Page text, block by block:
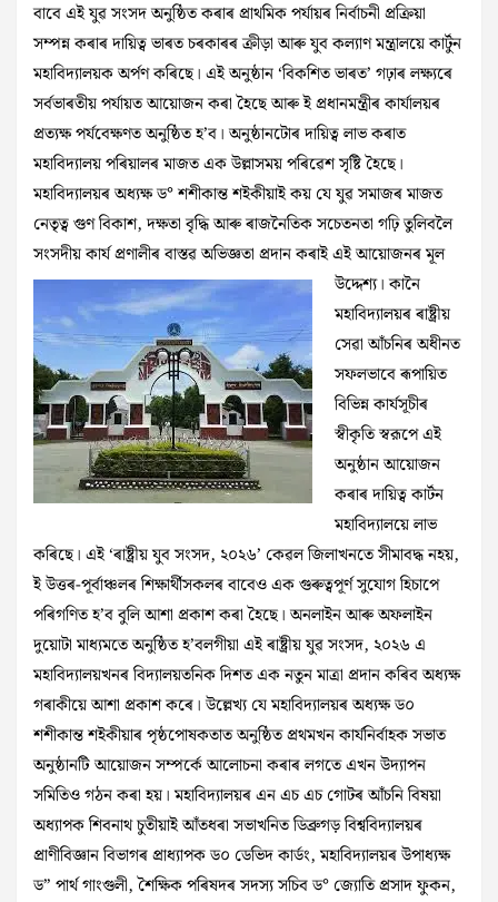
বাবে এই যুৱ সংসদ অনুষ্ঠিত কৰাৰ প্রাথমিক পর্যায়ৰ নির্বাচনী প্রক্রিয়া
সম্পন্ন কৰাৰ দায়িত্ব ভাৰত চৰকাৰৰ ক্রীড়া আৰু যুব কল্যাণ মন্ত্রালয়ে কার্টুন
মহাবিদ্যালয়ক অর্পণ কৰিছে। এই অনুষ্ঠান ‘বিকশিত ভাৰত’ গঢ়াৰ লক্ষ্যৰে
সৰ্বভাৰতীয় পৰ্যায়ত আয়োজন কৰা হৈছে আৰু ই প্রধানমন্ত্রীৰ কাৰ্যালয়ৰ
প্রত্যক্ষ পর্যবেক্ষণত অনুষ্ঠিত হ’ব। অনুষ্ঠানটোৰ দায়িত্ব লাভ কৰাত
মহাবিদ্যালয় পৰিয়ালৰ মাজত এক উল্লাসময় পৰিৱেশ সৃষ্টি হৈছে।
মহাবিদ্যালয়ৰ অধ্যক্ষ ড° শশীকান্ত শইকীয়াই কয় যে যুৱ সমাজৰ মাজত
নেতৃত্ব গুণ বিকাশ, দক্ষতা বৃদ্ধি আৰু ৰাজনৈতিক সচেতনতা গঢ়ি তুলিবলৈ
সংসদীয় কার্য প্রণালীৰ বাস্তৱ অভিজ্ঞতা প্রদান কৰাই এইআয়োজনৰ মূল
উদ্দেশ্য। কানৈ
মহাবিদ্যালয়ৰ ৰাষ্ট্ৰীয়
সেৱা আঁচনিৰ অধীনত
সফলভাবে ৰূপায়িত
বিভিন্ন কাৰ্যসূচীৰ
স্বীকৃতি স্বরূপে এই
অনুষ্ঠান আয়োজন
কৰাৰ দায়িত্ব কার্টন
মহাবিদ্যালয়ে লাভ
কৰিছে। এই ‘ৰাষ্ট্ৰীয় যুব সংসদ, ২০২৬’ কেৱল জিলাখনতে সীমাবদ্ধ নহয়,
ই উত্তৰ-পূৰ্বাঞ্চলৰ শিক্ষার্থীসকলৰ বাবেও এক গুৰুত্বপূর্ণ সুযোগ হিচাপে
পৰিগণিত হ’ব বুলি আশা প্রকাশ কৰা হৈছে। অনলাইন আৰু অফলাইন
দুয়োটা মাধ্যমতে অনুষ্ঠিত হ’বলগীয়া এই ৰাষ্ট্ৰীয় যুৱ সংসদ, ২০২৬ এ
মহাবিদ্যালয়খনৰ বিদ্যালয়তনিক দিশত এক নতুন মাত্রা প্রদান কৰিব অধ্যক্ষ
গৰাকীয়ে আশা প্রকাশ কৰে। উল্লেখ্য যে মহাবিদ্যালয়ৰ অধ্যক্ষ ড০
শশীকান্ত শইকীয়াৰ পৃষ্ঠপোষকতাত অনুষ্ঠিত প্রথমখন কার্যনির্বাহক সভাত
অনুষ্ঠানটি আয়োজন সম্পর্কে আলোচনা কৰাৰ লগতে এখন উদ্যাপন
সমিতিও গঠন কৰা হয়। মহাবিদ্যালয়ৰ এন এচ এচ গোটৰ আঁচনি বিষয়া
অধ্যাপক শিবনাথ চুতীয়াই আঁতধৰা সভাখনিত ডিব্রুগড় বিশ্ববিদ্যালয়ৰ
প্রাণীবিজ্ঞান বিভাগৰ প্রাধ্যাপক ড০ ডেভিদ কার্ডং, মহাবিদ্যালয়ৰ উপাধ্যক্ষ
ড” পার্থ গাংগুলী, শৈক্ষিক পৰিষদৰ সদস্য সচিব ড° জ্যোতি প্রসাদ ফুকন,